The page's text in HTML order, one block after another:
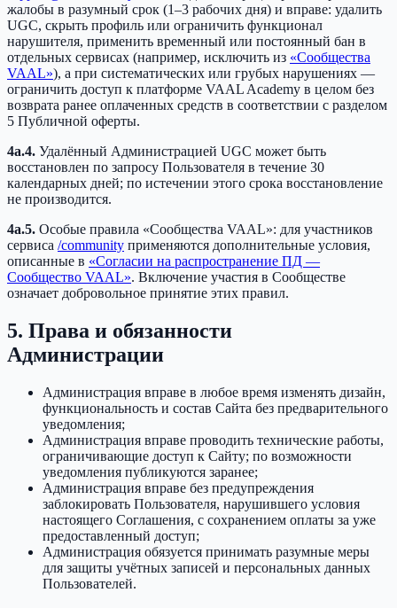
жалобы в разумный срок (1–3 рабочих дня) и вправе: удалить
UGC, скрыть профиль или ограничить функционал
нарушителя, применить временный или постоянный бан в
отдельных сервисах (например, исключить из «Сообщества
VAAL»), а при систематических или грубых нарушениях —
ограничить доступ к платформе VAAL Academy в целом без
возврата ранее оплаченных средств в соответствии с разделом
5 Публичной оферты.
4a.4. Удалённый Администрацией UGC может быть
восстановлен по запросу Пользователя в течение 30
календарных дней; по истечении этого срока восстановление
не производится.
4a.5. Особые правила «Сообщества VAAL»: для участников
сервиса /community применяются дополнительные условия,
описанные в «Согласии на распространение ПД —
Сообщество VAAL». Включение участия в Сообществе
означает добровольное принятие этих правил.
5. Права и обязанности
Администрации
Администрация вправе в любое время изменять дизайн,
функциональность и состав Сайта без предварительного
уведомления;
Администрация вправе проводить технические работы,
ограничивающие доступ к Сайту; по возможности
уведомления публикуются заранее;
Администрация вправе без предупреждения
заблокировать Пользователя, нарушившего условия
настоящего Соглашения, с сохранением оплаты за уже
предоставленный доступ;
Администрация обязуется принимать разумные меры
для защиты учётных записей и персональных данных
Пользователей.